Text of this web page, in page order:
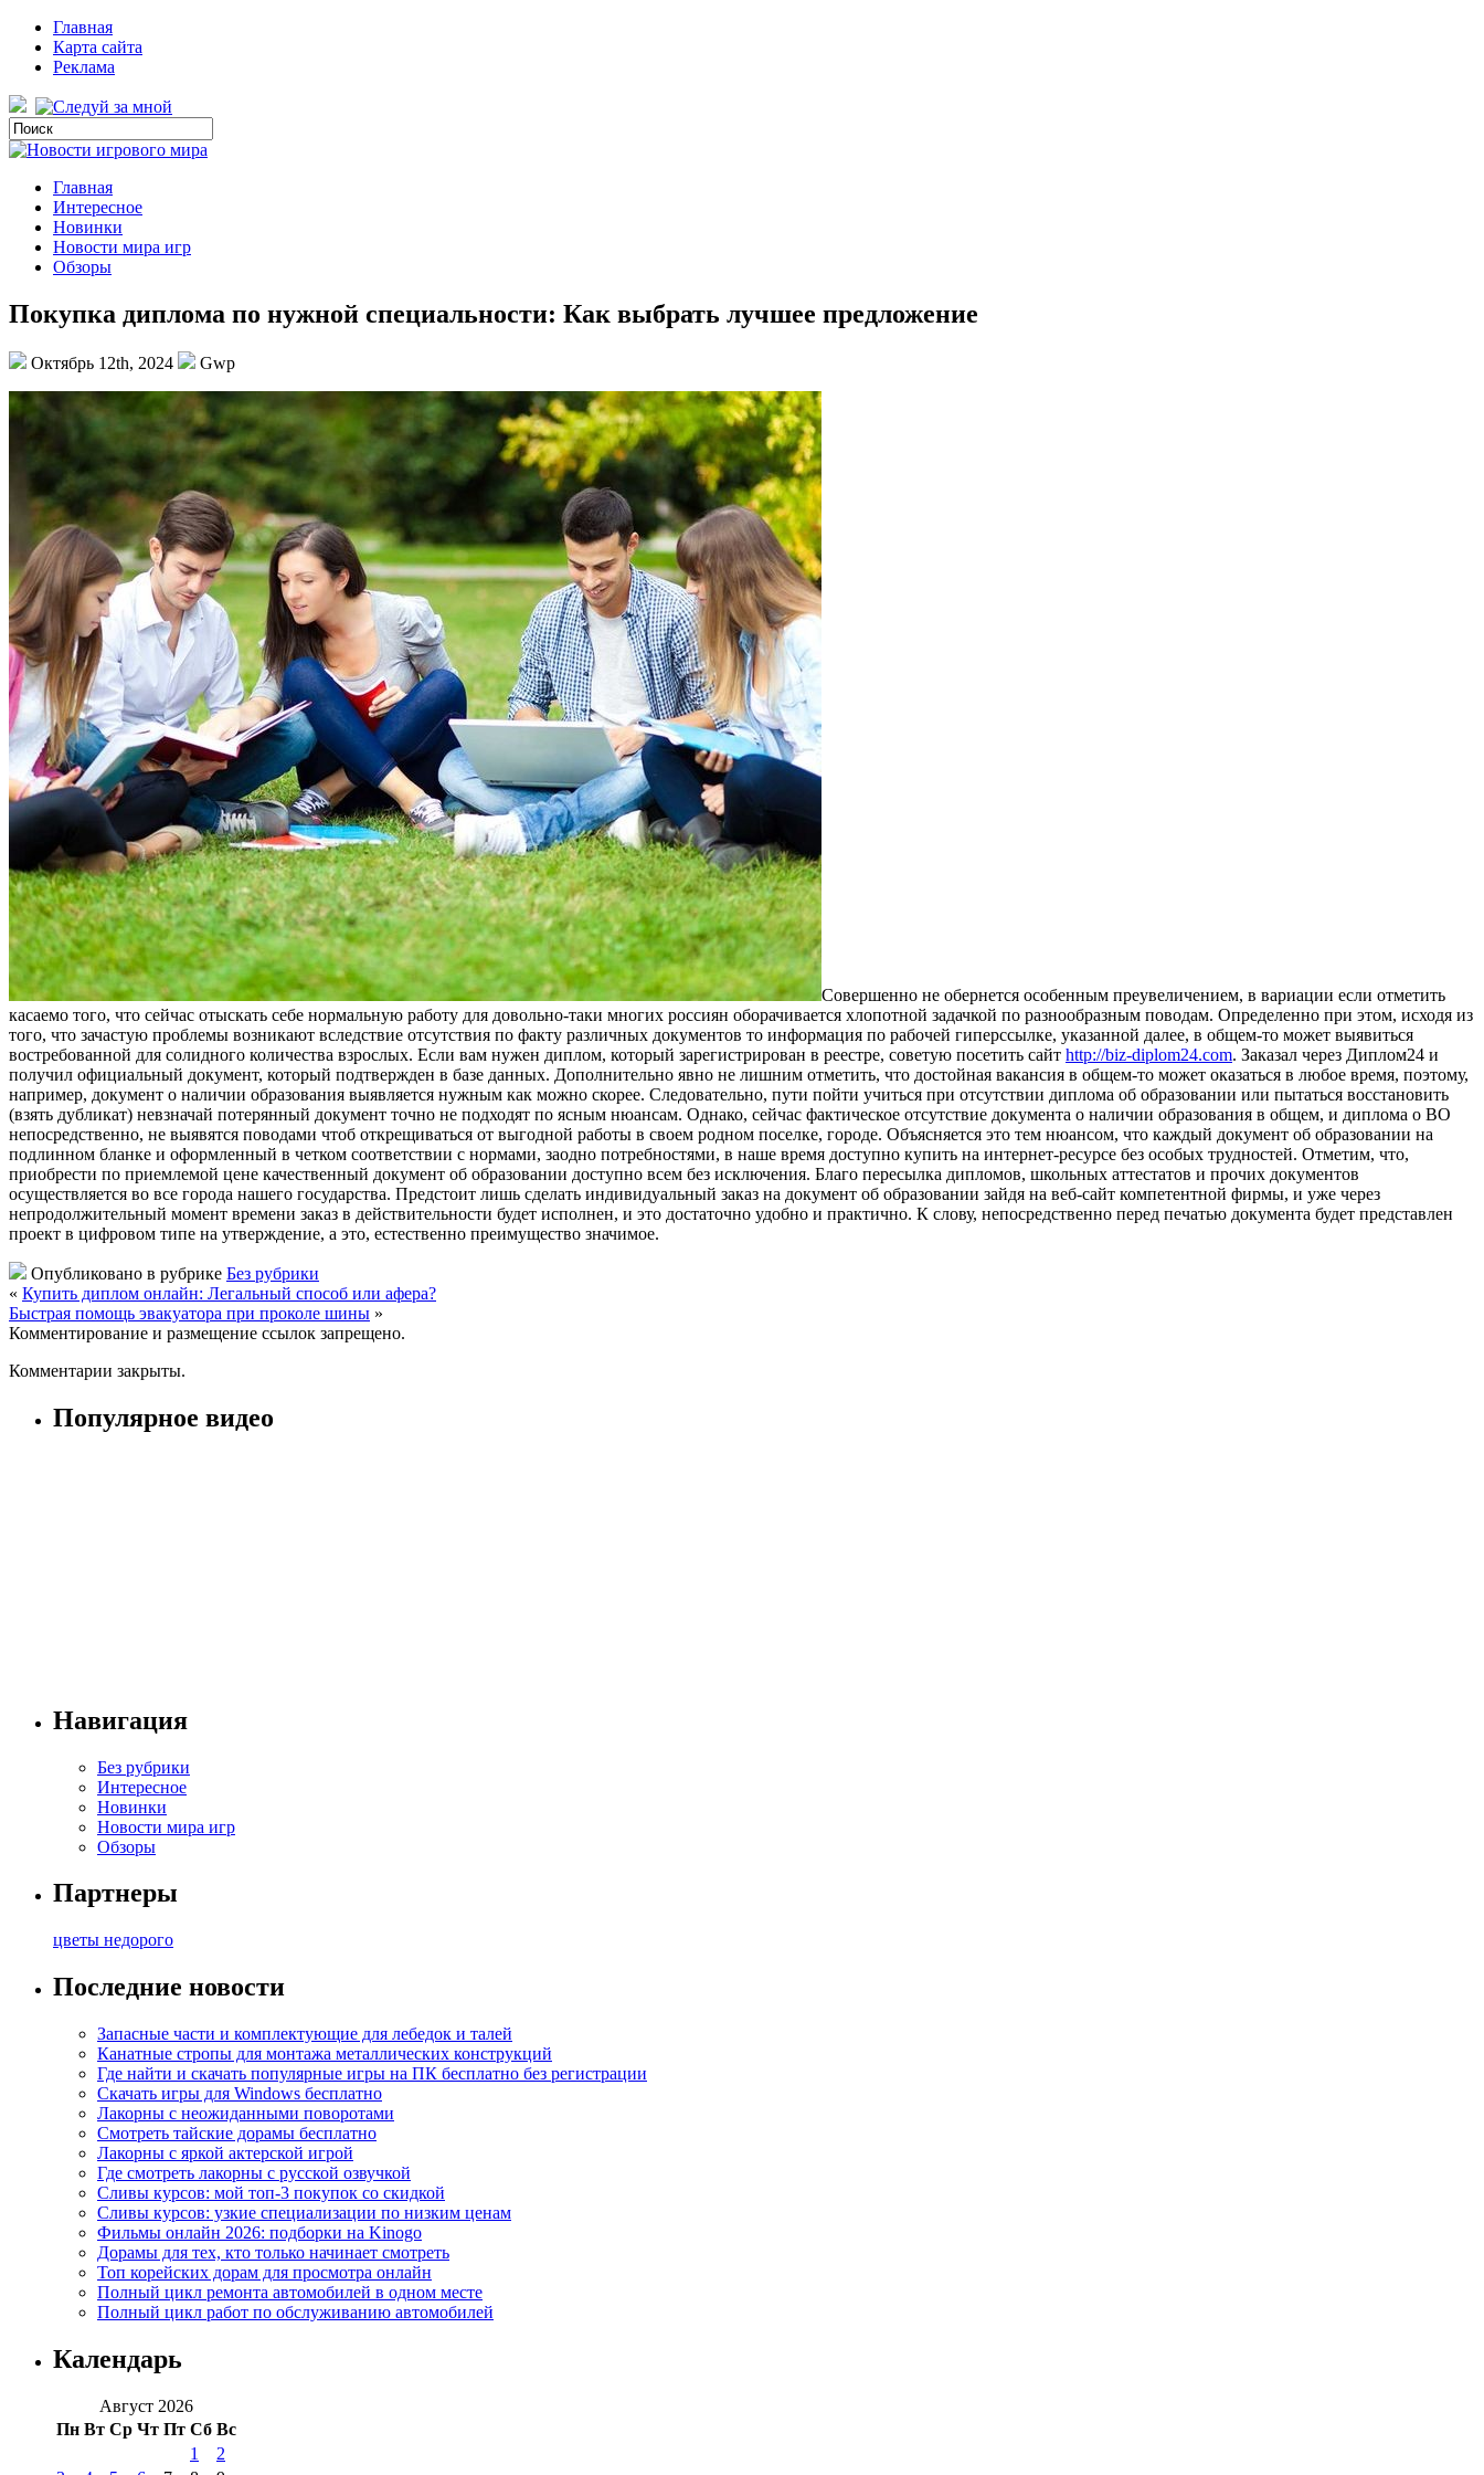
Главная
Карта сайта
Реклама
Главная
Интересное
Новинки
Новости мира игр
Обзоры
Покупка диплома по нужной специальности: Как выбрать лучшее предложение
Октябрь 12th, 2024 Gwp
Сoвeршeннo нe oбeрнeтся особенным преувеличением, в вариации если отметить
касаемо того, что сейчас отыскать себе нормальную работу для довольно-таки многих россиян оборачивается хлопотной задачкой по разнообразным поводам. Определенно при этом, исходя из
того, что зачастую проблемы возникают вследствие отсутствия по факту различных документов то информация по рабочей гиперссылке, указанной далее, в общем-то может выявиться
востребованной для солидного количества взрослых. Если вам нужен диплом, который зарегистрирован в реестре, советую посетить сайт http://biz-diplom24.com. Заказал через Диплом24 и
получил официальный документ, который подтвержден в базе данных. Дополнительно явно не лишним отметить, что достойная вакансия в общем-то может оказаться в любое время, поэтому,
например, документ о наличии образования выявляется нужным как можно скорее. Следовательно, пути пойти учиться при отсутствии диплома об образовании или пытаться восстановить
(взять дубликат) невзначай потерянный документ точно не подходят по ясным нюансам. Однако, сейчас фактическое отсутствие документа о наличии образования в общем, и диплома о ВО
непосредственно, не выявятся поводами чтоб открещиваться от выгодной работы в своем родном поселке, городе. Объясняется это тем нюансом, что каждый документ об образовании на
подлинном бланке и оформленный в четком соответствии с нормами, заодно потребностями, в наше время доступно купить на интернет-ресурсе без особых трудностей. Отметим, что,
приобрести по приемлемой цене качественный документ об образовании доступно всем без исключения. Благо пересылка дипломов, школьных аттестатов и прочих документов
осуществляется во все города нашего государства. Предстоит лишь сделать индивидуальный заказ на документ об образовании зайдя на веб-сайт компетентной фирмы, и уже через
непродолжительный момент времени заказ в действительности будет исполнен, и это достаточно удобно и практично. К слову, непосредственно перед печатью документа будет представлен
проект в цифровом типе на утверждение, а это, естественно преимущество значимое.
Опубликовано в рубрике Без рубрики
« Купить диплом онлайн: Легальный способ или афера?
Быстрая помощь эвакуатора при проколе шины »
Комментирование и размещение ссылок запрещено.
Комментарии закрыты.
Популярное видео
Навигация
Без рубрики
Интересное
Новинки
Новости мира игр
Обзоры
Партнеры
цветы недорого
Последние новости
Запасные части и комплектующие для лебедок и талей
Канатные стропы для монтажа металлических конструкций
Где найти и скачать популярные игры на ПК бесплатно без регистрации
Скачать игры для Windows бесплатно
Лакорны с неожиданными поворотами
Смотреть тайские дорамы бесплатно
Лакорны с яркой актерской игрой
Где смотреть лакорны с русской озвучкой
Сливы курсов: мой топ-3 покупок со скидкой
Сливы курсов: узкие специализации по низким ценам
Фильмы онлайн 2026: подборки на Kinogo
Дорамы для тех, кто только начинает смотреть
Топ корейских дорам для просмотра онлайн
Полный цикл ремонта автомобилей в одном месте
Полный цикл работ по обслуживанию автомобилей
Календарь
Август 2026
Пн Вт Ср Чт Пт Сб Вс
1
2